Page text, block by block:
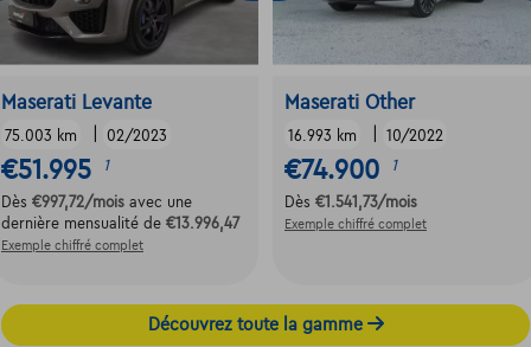
Maserati Levante
75.003 km 02/2023
€51.995 1
Dès €997,72/mois avec une
dernière mensualité de €13.996,47
Exemple chiffré complet
Maserati Other
16.993 km 10/2022
€74.900 1
Dès €1.541,73/mois
Exemple chiffré complet
Découvrez toute la gamme